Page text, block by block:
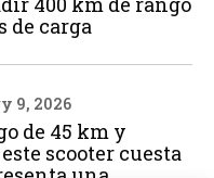
de carga
9, 2026
de 45 km y
scooter cuesta